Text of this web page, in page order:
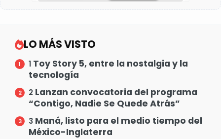
LO MÁS VISTO
1 Toy Story 5, entre la nostalgia y la
tecnología
2 Lanzan convocatoria del programa
“Contigo, Nadie Se Quede Atrás”
3 Maná, listo para el medio tiempo del
México-Inglaterra